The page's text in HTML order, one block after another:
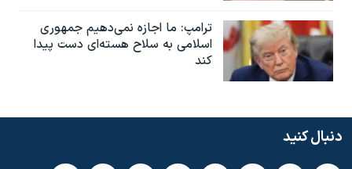
ترامپ: ما اجازه نمی‌دهیم جمهوری
اسلامی به سلاح هسته‌ای دست پیدا
کند
دنبال کنید